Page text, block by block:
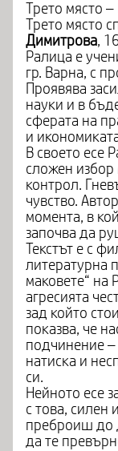
Трето място –
Трето място
Димитрова,
Ралица е
гр. Варна, с
Проявява
науки и в
сферата на
и
В своето есе
сложен
контрол.
чувство.
момента, в
започва да
Текстът е с
литературна
маковете“ на
агресията
зад който
показва, че
подчинение –
натиска и
си.
Нейното есе
с това, силен
преброиш до
да те